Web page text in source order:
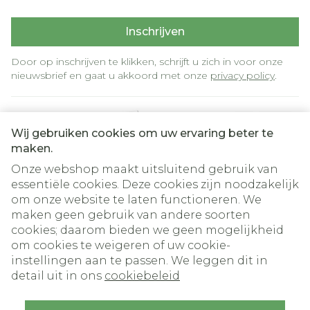
Wij gebruiken cookies om uw ervaring beter te
maken.
Onze webshop maakt uitsluitend gebruik van
essentiële cookies. Deze cookies zijn noodzakelijk
om onze website te laten functioneren. We
maken geen gebruik van andere soorten
cookies; daarom bieden we geen mogelijkheid
om cookies te weigeren of uw cookie-
instellingen aan te passen. We leggen dit in
detail uit in ons cookiebeleid
leverfunctie te controleren.  Als u diabetes
(suikerziekte) hebt of als u een risico hebt om
suikerziekte te ontwikkelen. In dit geval zal
uw suikerspiegel regelmatig gecontroleerd
Nozinan.  Als u borstkanker heeft. Bespreek
dit dan eerst met uw arts alvorens Nozinan te
gebruiken.  Indien u of een familielid een
voorgeschiedenis van bloedklonters heeft,
aangezien dit type geneesmiddelen in
verband wordt gebracht met de vorming van
bloedklonters.  Als uw darmen geblokkeerd
zijn (paralytische ileus).  Er zijn geen
gegevens beschikbaar in verband met het
Inschrijven
Door op inschrijven te klikken, schrijft u zich in voor onze
nieuwsbrief en gaat u akkoord met onze privacy policy.
Juridische links